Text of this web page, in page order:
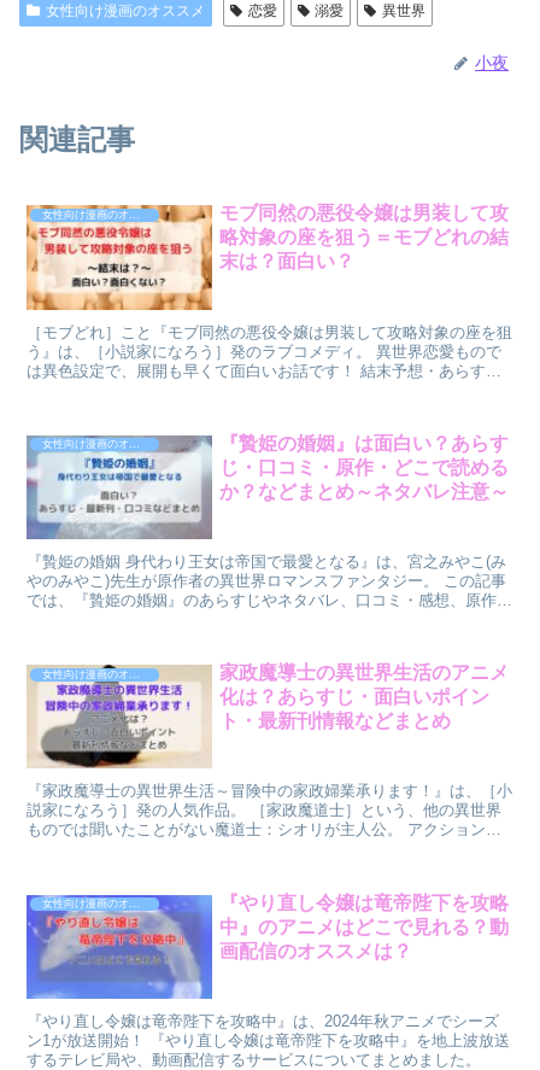
女性向け漫画のオススメ 恋愛 溺愛 異世界
小夜
関連記事
女性向け漫画のオススメ
モブ同然の悪役令嬢は男装して攻
略対象の座を狙う＝モブどれの結
末は？面白い？
［モブどれ］こと『モブ同然の悪役令嬢は男装して攻略対象の座を狙
う』は、［小説家になろう］発のラブコメディ。 異世界恋愛もので
は異色設定で、展開も早くて面白いお話です！ 結末予想・あらす
女性向け漫画のオススメ
『贄姫の婚姻』は面白い？あらす
じ・口コミ・原作・どこで読める
か？などまとめ～ネタバレ注意～
『贄姫の婚姻 身代わり王女は帝国で最愛となる』は、宮之みやこ(み
やのみやこ)先生が原作者の異世界ロマンスファンタジー。 この記事
では、『贄姫の婚姻』のあらすじやネタバレ、口コミ・感想、原作や
家政魔導士の異世界生活のアニメ
化は？あらすじ・面白いポイン
ト・最新刊情報などまとめ
『家政魔導士の異世界生活～冒険中の家政婦業承ります！』は、［小
説家になろう］発の人気作品。 ［家政魔道士］という、他の異世界
ものでは聞いたことがない魔道士：シオリが主人公。 アクション・
女性向け漫画のオススメ
『やり直し令嬢は竜帝陛下を攻略
中』のアニメはどこで見れる？動
画配信のオススメは？
『やり直し令嬢は竜帝陛下を攻略中』は、2024年秋アニメでシーズ
ン1が放送開始！ 『やり直し令嬢は竜帝陛下を攻略中』を地上波放送
するテレビ局や、動画配信するサービスについてまとめました。